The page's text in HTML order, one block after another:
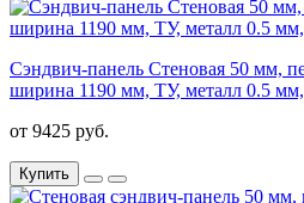
Сэндвич-панель Стеновая 50 мм,
ширина 1190 мм, ТУ, металл 0.5 мм,
от 9425 руб.
Купить